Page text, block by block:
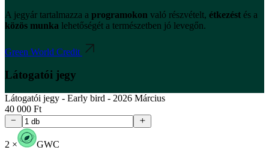
A jegyár tartalmazza a programokon való részvételt, étkezést és a
közös munka lehetőségét a természetben jó levegőn.
Green World Credit
Látogatói jegy
Látogatói jegy - Early bird - 2026 Március
40 000 Ft
2 ×
GWC